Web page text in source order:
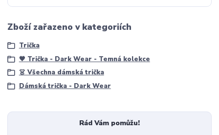
Zboží zařazeno v kategoriích
Trička
🖤 Trička - Dark Wear - Temná kolekce
👗 Všechna dámská trička
Dámská trička - Dark Wear
Rád Vám pomůžu!